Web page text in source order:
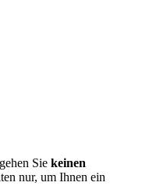
Sie keinen
nur, um Ihnen ein